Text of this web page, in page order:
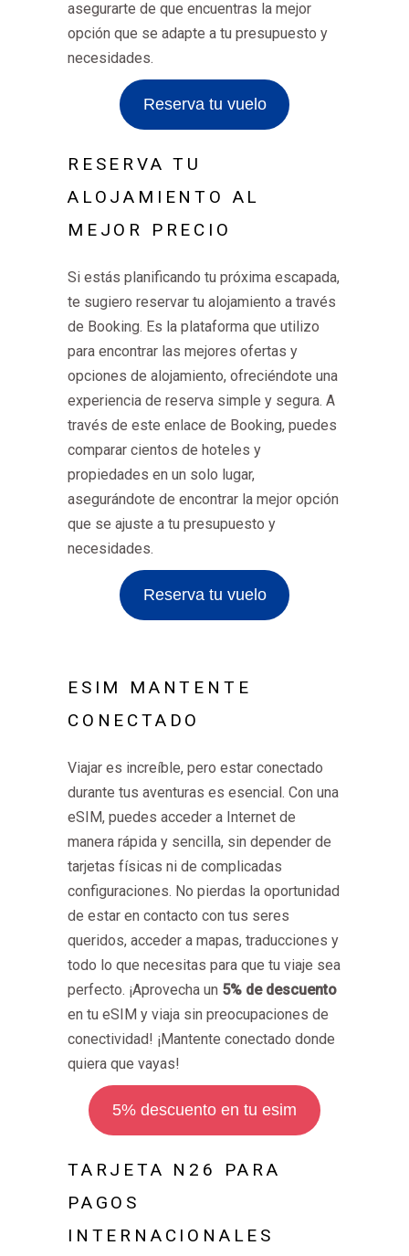
asegurarte de que encuentras la mejor
opción que se adapte a tu presupuesto y
necesidades.
Reserva tu vuelo
RESERVA TU
ALOJAMIENTO AL
MEJOR PRECIO
Si estás planificando tu próxima escapada,
te sugiero reservar tu alojamiento a través
de Booking. Es la plataforma que utilizo
para encontrar las mejores ofertas y
opciones de alojamiento, ofreciéndote una
experiencia de reserva simple y segura. A
través de este enlace de Booking, puedes
comparar cientos de hoteles y
propiedades en un solo lugar,
asegurándote de encontrar la mejor opción
que se ajuste a tu presupuesto y
necesidades.
Reserva tu vuelo
ESIM MANTENTE
CONECTADO
Viajar es increíble, pero estar conectado
durante tus aventuras es esencial. Con una
eSIM, puedes acceder a Internet de
manera rápida y sencilla, sin depender de
tarjetas físicas ni de complicadas
configuraciones. No pierdas la oportunidad
de estar en contacto con tus seres
queridos, acceder a mapas, traducciones y
todo lo que necesitas para que tu viaje sea
perfecto. ¡Aprovecha un 5% de descuento
en tu eSIM y viaja sin preocupaciones de
conectividad! ¡Mantente conectado donde
quiera que vayas!
5% descuento en tu esim
TARJETA N26 PARA
PAGOS
INTERNACIONALES